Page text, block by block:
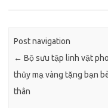
Post navigation
← Bộ sưu tập linh vật
thủy mạ vàng tặng bạn
thân